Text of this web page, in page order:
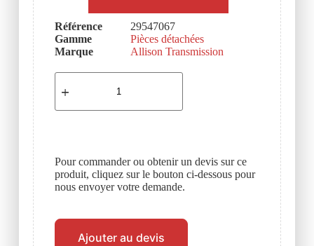
Référence
29547067
Gamme
Pièces détachées
Marque
Allison Transmission
Pour commander ou obtenir un devis sur ce
produit, cliquez sur le bouton ci-dessous pour
nous envoyer votre demande.
Ajouter au devis